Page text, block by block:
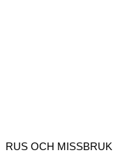
RUS OCH MISSBRUK